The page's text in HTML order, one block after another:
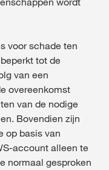
voor schade ten
tot de
van een
overeenkomst
van de nodige
Bovendien zijn
op basis van
account alleen te
normaal gesproken